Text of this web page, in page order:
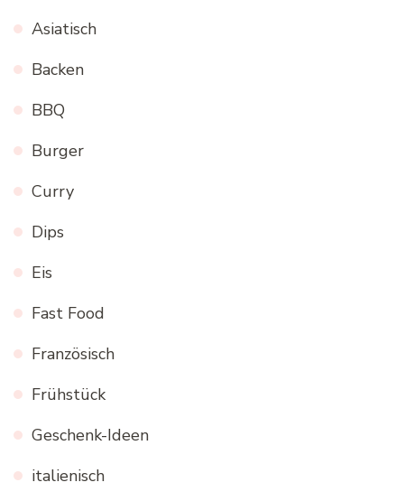
Asiatisch
Backen
BBQ
Burger
Curry
Dips
Eis
Fast Food
Französisch
Frühstück
Geschenk-Ideen
italienisch